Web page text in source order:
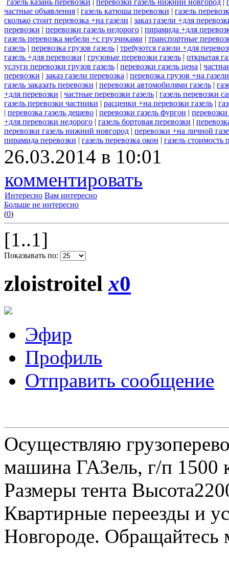
газель казань перевозки перевозки газель нижний новгород
частные объявления | газель катюша перевозки | газель
сколько стоит перевозка +на газели | заказ газели +для
перевозки | перевозки газель недорого | пирамида +для
газель перевозка мебели +с грузчиками | транспортные
газель | перевозка грузов газель | требуются газели +для
газель +для перевозки | грузовые перевозки газель | открытая
услуги перевозки грузов газель | перевозки газель цена |
перевозки | заказ газели перевозка | перевозка грузов +на
газель заказать перевозки | перевозки автомобилями газель |
+для перевозки | частные перевозки газель | газель перевозки
газель перевозки частники | расценки +на перевозки газель |
| перевозка газель дешево | перевозки газель фургон |
+для перевозки недорого | газель бортовая перевозки |
перевозки газель нижний новгород | перевозки +на личной
пирамида перевозки | газель перевозка окон | газель стоимость
26.03.2014 в 10:01
комментировать
Интересно Вам интересно
Больше не интересно
(0)
[1..1]
Показывать по:
zloistroitelx0
Эфир
Профиль
Отправить сообщение
Осуществляю
машина ГАЗель, г/п 1500
Размеры тента
Квартирные переезды и
Новгороде.